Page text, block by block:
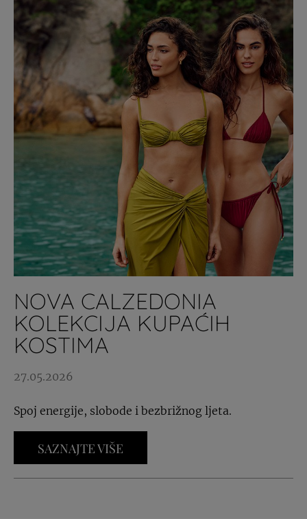
NOVA CALZEDONIA
KOLEKCIJA KUPAĆIH
KOSTIMA
27.05.2026
Spoj energije, slobode i bezbrižnog ljeta.
SAZNAJTE VIŠE